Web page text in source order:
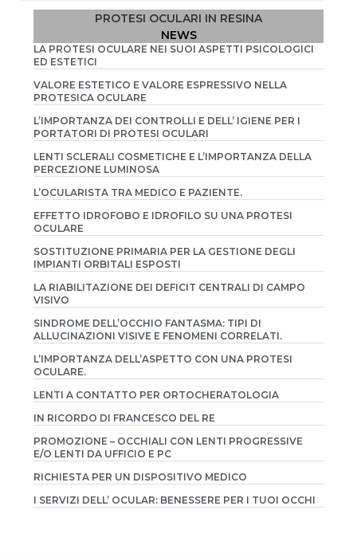
PROTESI OCULARI IN RESINA
NEWS
LA PROTESI OCULARE NEI SUOI ASPETTI PSICOLOGICI
ED ESTETICI
VALORE ESTETICO E VALORE ESPRESSIVO NELLA
PROTESICA OCULARE
L’IMPORTANZA DEI CONTROLLI E DELL’ IGIENE PER I
PORTATORI DI PROTESI OCULARI
LENTI SCLERALI COSMETICHE E L’IMPORTANZA DELLA
PERCEZIONE LUMINOSA
L’OCULARISTA TRA MEDICO E PAZIENTE.
EFFETTO IDROFOBO E IDROFILO SU UNA PROTESI
OCULARE
SOSTITUZIONE PRIMARIA PER LA GESTIONE DEGLI
IMPIANTI ORBITALI ESPOSTI
LA RIABILITAZIONE DEI DEFICIT CENTRALI DI CAMPO
VISIVO
SINDROME DELL’OCCHIO FANTASMA: TIPI DI
ALLUCINAZIONI VISIVE E FENOMENI CORRELATI.
L’IMPORTANZA DELL’ASPETTO CON UNA PROTESI
OCULARE.
LENTI A CONTATTO PER ORTOCHERATOLOGIA
IN RICORDO DI FRANCESCO DEL RE
PROMOZIONE – OCCHIALI CON LENTI PROGRESSIVE
E/O LENTI DA UFFICIO E PC
RICHIESTA PER UN DISPOSITIVO MEDICO
I SERVIZI DELL’ OCULAR: BENESSERE PER I TUOI OCCHI